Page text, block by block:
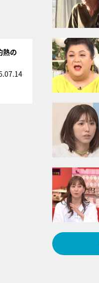
熱の